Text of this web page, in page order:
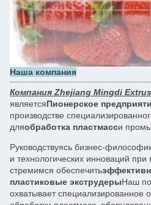
Наша компания
Компания Zhejiang Mingdi
являетсяПионерское
производстве
дляобработка пластмасси
Руководствуясь бизнес-
и технологических инноваций
стремимся обеспечить
пластиковые экструдерыНаш
охватывает специализированное